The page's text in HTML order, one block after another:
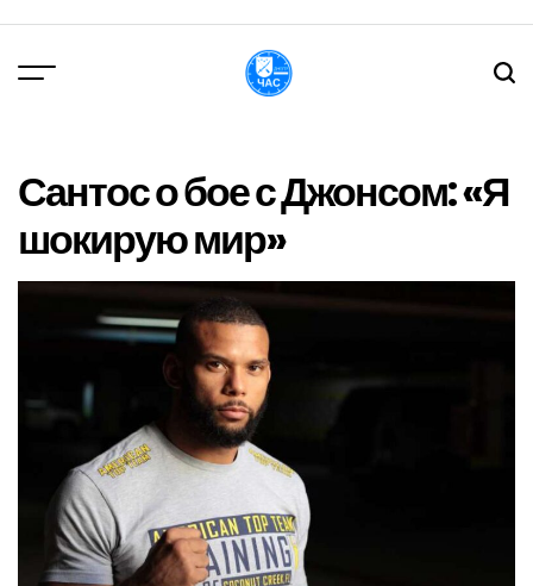
вмісту
Сантос о бое с Джонсом: «Я
шокирую мир»